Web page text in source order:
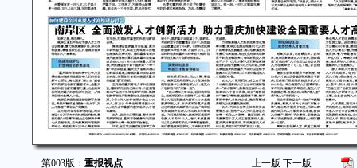
第003版： 重报视点 上一版 下一版